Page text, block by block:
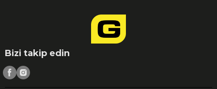
Bizi takip edin